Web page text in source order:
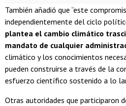
También añadió que “este
independientemente del ciclo
plantea el cambio climático
mandato de cualquier
climático y los conocimientos
pueden construirse a través de la
esfuerzo científico sostenido a lo
Otras autoridades que participaron